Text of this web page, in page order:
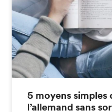
5 moyens simples
l’allemand sans